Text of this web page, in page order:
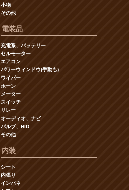
小物
その他
電装品
充電系、バッテリー
セルモーター
エアコン
パワーウィンドウ(手動も)
ワイパー
ホーン
メーター
スイッチ
リレー
オーディオ、ナビ
バルブ、HID
その他
内装
シート
内張り
インパネ